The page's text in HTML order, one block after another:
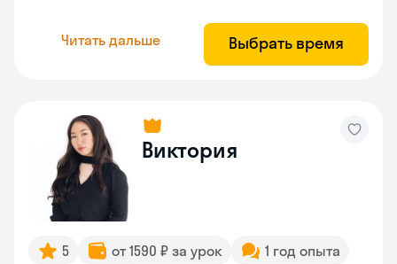
Читать дальше Выбрать время
Виктория
5 от 1590 ₽ за урок
1 год опыта